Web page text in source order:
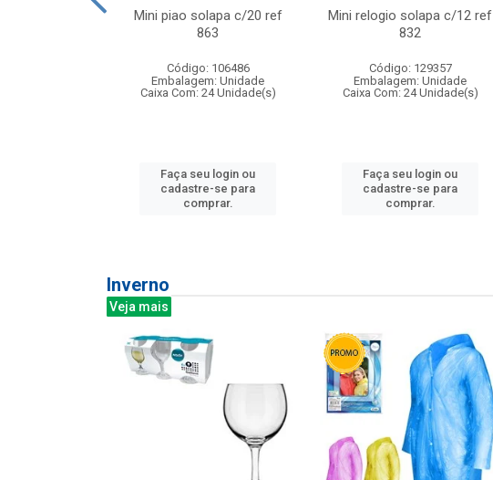
Mini piao solapa c/20 ref
863
Código: 106486
Embalagem: Unidade
Caixa Com: 24 Unidade(s)
Faça seu login ou
cadastre-se para
comprar.
Mini relogio solapa c/12 ref
832
Código: 129357
Embalagem: Unidade
Caixa Com: 24 Unidade(s)
Faça seu login ou
cadastre-se para
comprar.
Inverno
Veja mais